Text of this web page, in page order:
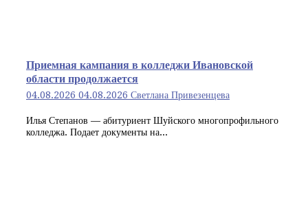
Приемная кампания в колледжи Ивановской
области продолжается
04.08.2026 04.08.2026 Светлана Привезенцева
Илья Степанов — абитуриент Шуйского многопрофильного
колледжа. Подает документы на...